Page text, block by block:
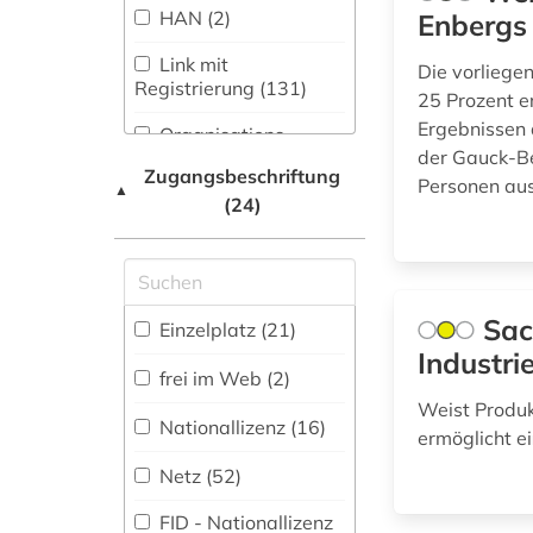
Musikwissenschaft
(525)
Natur- und
Umweltschutz (315)
Pädagogik (449)
Physik (309)
Politologie (1062)
Psychologie (350)
Rechtswissenschaft
(1525)
Romanistik (546)
1948-1980 (1)
1948-1992 (1)
1968 (1)
1980-1989 (1)
20. jahrhundert (5)
20.jahrhundert (1)
(1)
3d-karte (1)
3d-möbelmodelle (1)
HAN (2)
Link mit
Registrierung (131)
Organisations-
Shibboleth
Zugriff vor Ort (21)
▲
Zugangsbeschriftung
(24)
Einzelplatz (21)
frei im Web (2)
Nationallizenz (16)
Netz (52)
FID - Nationallizenz
Enbergs
Die
25 Prozent
der Gauck-
Personen
Weist
ermöglicht